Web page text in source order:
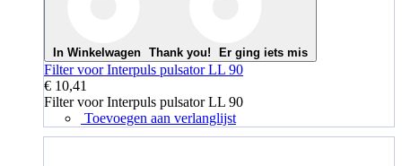
In Winkelwagen Thank you! Er ging iets mis
Filter voor Interpuls pulsator LL 90
€ 10,41
Filter voor Interpuls pulsator LL 90
Toevoegen aan verlanglijst